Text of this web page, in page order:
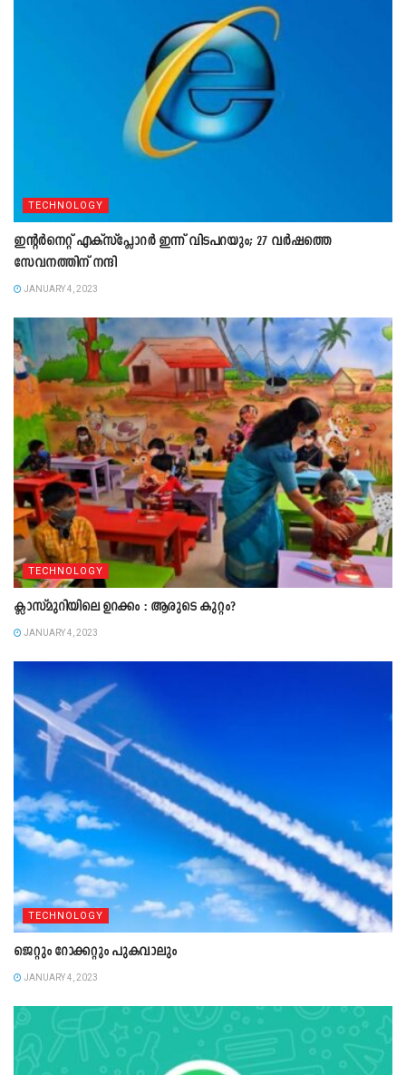
TECHNOLOGY
ഇന്റർനെറ്റ്‌ എക്‌സ്‌പ്ലോറർ ഇന്ന്‌ വിടപറയും; 27 വർഷത്തെ
സേവനത്തിന്‌ നന്ദി
JANUARY 4, 2023
TECHNOLOGY
ക്ലാസ്മുറിയിലെ ഉറക്കം : ആരുടെ കുറ്റം?
JANUARY 4, 2023
TECHNOLOGY
ജെറ്റും റോക്കറ്റും പുകവാലും
JANUARY 4, 2023